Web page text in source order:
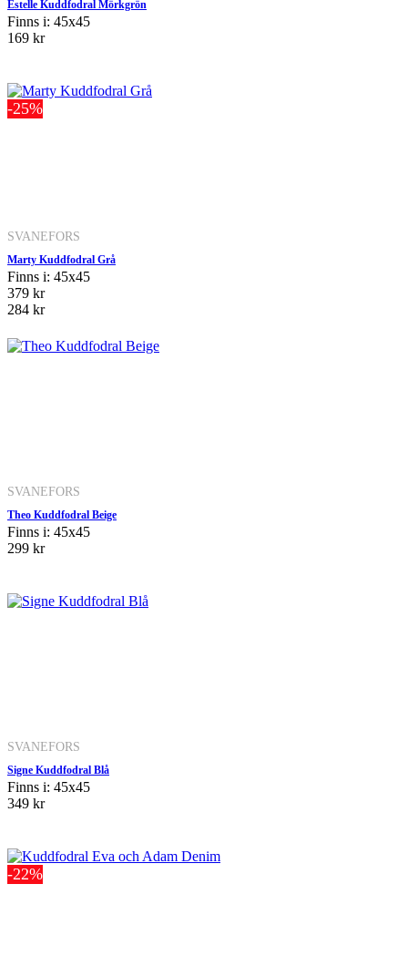
Estelle Kuddfodral Mörkgrön
Finns i: 45x45
169 kr
-25%
SVANEFORS
Marty Kuddfodral Grå
Finns i: 45x45
379 kr
284 kr
SVANEFORS
Theo Kuddfodral Beige
Finns i: 45x45
299 kr
SVANEFORS
Signe Kuddfodral Blå
Finns i: 45x45
349 kr
-22%